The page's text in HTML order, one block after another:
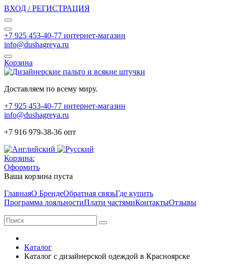
ВХОД / РЕГИСТРАЦИЯ
+7 925 453-40-77 интернет-магазин
info@dushagreya.ru
Корзина
Доставляем по всему миру.
+7 925 453-40-77 интернет-магазин
info@dushagreya.ru
+7 916 979-38-36 опт
Корзина:
Оформить
Ваша корзина пуста
ГлавнаяО БрендеОбратная связьГде купить
Программа лояльностиПлати частямиКонтактыОтзывы
Каталог
Каталог с дизайнерской одеждой в Красноярске